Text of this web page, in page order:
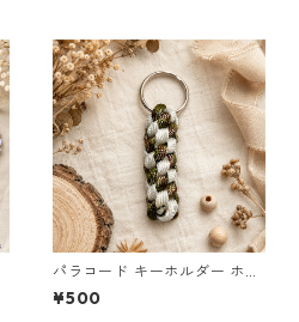
パラコード キーホルダー ホワ
イト× グリーン・ブラウン ハ
ンドメイド 国産 本革 ヌメ革
¥500